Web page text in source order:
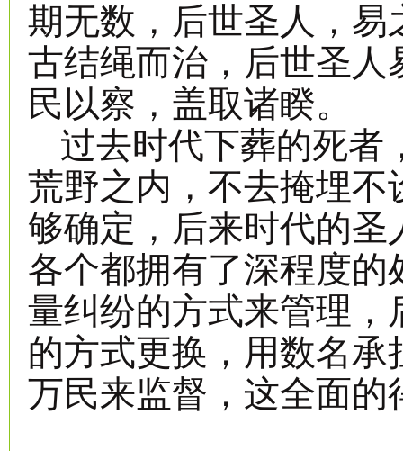
期无数，后世圣人，
古结绳而治，后世圣
民以察，盖取诸睽。
过去时代下葬的死者
荒野之内，不去掩埋
够确定，后来时代的
各个都拥有了深程度
量纠纷的方式来管理
的方式更换，用数名
万民来监督，这全面的